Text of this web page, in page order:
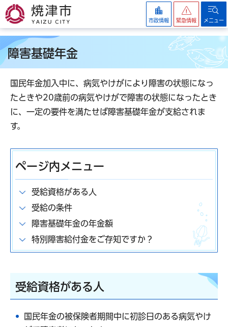
焼津市
市政情報 緊急情報 メニュー
障害基礎年金
国民年金加入中に、病気やけがにより障害の状態になっ
たときや20歳前の病気やけがで障害の状態になったとき
に、一定の要件を満たせば障害基礎年金が支給されま
す。
ページ内メニュー
受給資格がある人
受給の条件
障害基礎年金の年金額
特別障害給付金をご存知ですか？
受給資格がある人
国民年金の被保険者期間中に初診日のある病気やけ